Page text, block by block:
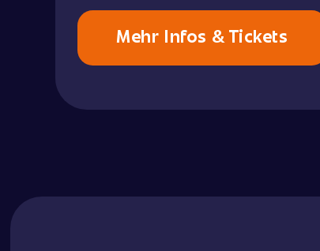
Mehr Infos & Tickets